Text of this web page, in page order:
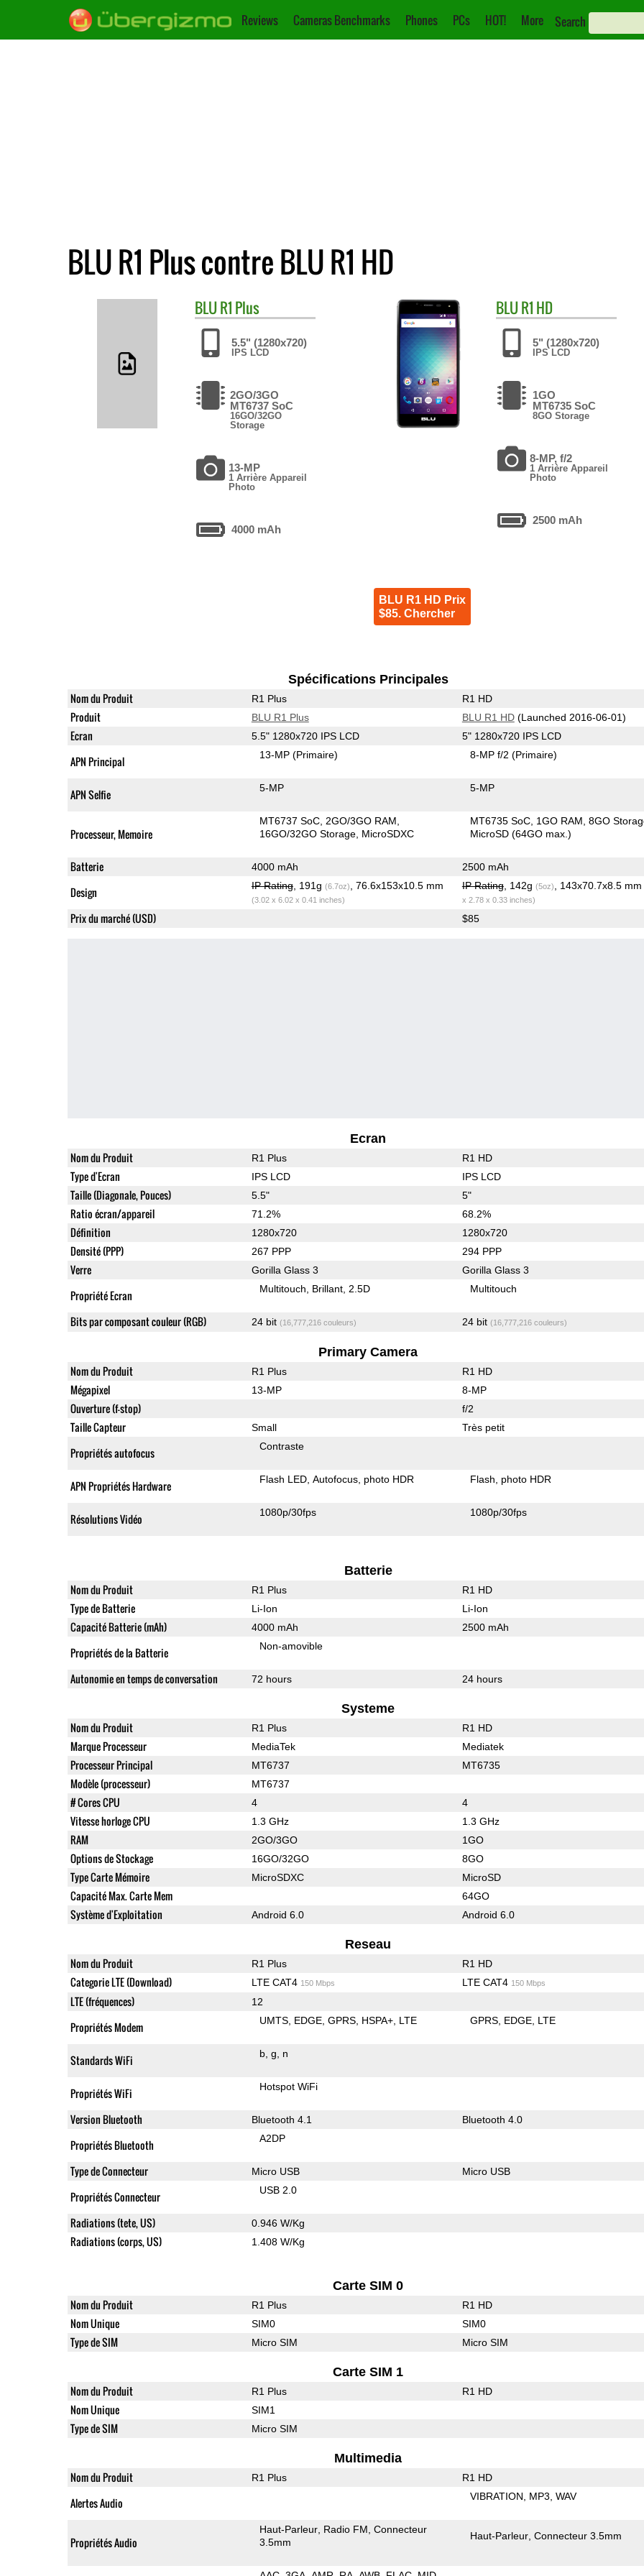
Reviews Cameras Benchmarks Phones PCs HOT! More Search
BLU R1 Plus contre BLU R1 HD
BLUR1 Plus
5.5" (1280x720)
IPS LCD
2GO/3GO
MT6737 SoC
16GO/32GO
Storage
13-MP
1 Arrière Appareil
Photo
4000 mAh
BLUR1 HD
5" (1280x720)
IPS LCD
1GO
MT6735 SoC
8GO Storage
8-MP, f/2
1 Arrière Appareil
Photo
2500 mAh
BLU R1 HD Prix
$85. Chercher
Spécifications Principales
Nom du Produit R1 Plus R1 HD
Produit BLU R1 Plus BLU R1 HD(Launched 2016-06-01)
Ecran 5.5" 1280x720 IPS LCD 5" 1280x720 IPS LCD
APN Principal 13-MP(Primaire) 8-MP f/2(Primaire)
APN Selfie 5-MP 5-MP
Processeur, Memoire
MT6737 SoC 2GO/3GO RAM
16GO/32GO Storage MicroSDXC
MT6735 SoC 1GO RAM 8GO
MicroSD (64GO max.)
Batterie 4000 mAh 2500 mAh
Design IP Rating, 191g (6.7oz) , 76.6x153x10.5 mm
(3.02 x 6.02 x 0.41 inches)
IP Rating, 142g (5oz) , 143x70.7x8.5 mm
x 2.78 x 0.33 inches)
Prix du marché (USD) $85
Ecran
Nom du Produit R1 Plus R1 HD
Type d'Ecran IPS LCD IPS LCD
Taille (Diagonale, Pouces) 5.5" 5"
Ratio écran/appareil 71.2% 68.2%
Définition 1280x720 1280x720
Densité (PPP) 267 PPP 294 PPP
Verre Gorilla Glass 3 Gorilla Glass 3
Propriété Ecran Multitouch Brillant 2.5D Multitouch
Bits par composant couleur (RGB) 24 bit (16,777,216 couleurs) 24 bit (16,777,216 couleurs)
Primary Camera
Nom du Produit R1 Plus R1 HD
Mégapixel 13-MP 8-MP
Ouverture (f-stop) f/2
Taille Capteur Small Très petit
Propriétés autofocus Contraste
APN Propriétés Hardware Flash LED Autofocus photo HDR Flash photo HDR
Résolutions Vidéo 1080p/30fps 1080p/30fps
Batterie
Nom du Produit R1 Plus R1 HD
Type de Batterie Li-Ion Li-Ion
Capacité Batterie (mAh) 4000 mAh 2500 mAh
Propriétés de la Batterie Non-amovible
Autonomie en temps de conversation 72 hours 24 hours
Systeme
Nom du Produit R1 Plus R1 HD
Marque Processeur MediaTek Mediatek
Processeur Principal MT6737 MT6735
Modèle (processeur) MT6737
# Cores CPU 4 4
Vitesse horloge CPU 1.3 GHz 1.3 GHz
RAM 2GO/3GO 1GO
Options de Stockage 16GO/32GO 8GO
Type Carte Mémoire MicroSDXC MicroSD
Capacité Max. Carte Mem 64GO
Système d'Exploitation Android 6.0 Android 6.0
Reseau
Nom du Produit R1 Plus R1 HD
Categorie LTE (Download) LTE CAT4 150 Mbps LTE CAT4 150 Mbps
LTE (fréquences) 12
Propriétés Modem UMTS EDGE GPRS HSPA+ LTE GPRS EDGE LTE
Standards WiFi b g n
Propriétés WiFi Hotspot WiFi
Version Bluetooth Bluetooth 4.1 Bluetooth 4.0
Propriétés Bluetooth A2DP
Type de Connecteur Micro USB Micro USB
Propriétés Connecteur USB 2.0
Radiations (tete, US) 0.946 W/Kg
Radiations (corps, US) 1.408 W/Kg
Carte SIM 0
Nom du Produit R1 Plus R1 HD
Nom Unique SIM0 SIM0
Type de SIM Micro SIM Micro SIM
Carte SIM 1
Nom du Produit R1 Plus R1 HD
Nom Unique SIM1
Type de SIM Micro SIM
Multimedia
Nom du Produit R1 Plus R1 HD
Alertes Audio VIBRATION MP3 WAV
Propriétés Audio
Haut-Parleur Radio FM Connecteur
3.5mm
Haut-Parleur Connecteur 3.5mm